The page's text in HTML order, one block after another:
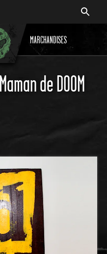
MARCHANDISES
de DOOM